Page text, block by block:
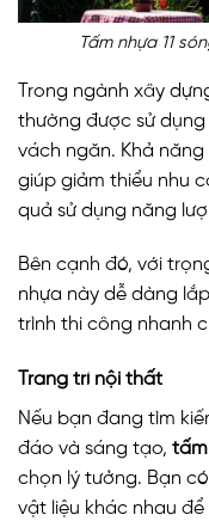
Tấm nhựa 11
Trong ngành xây
thường được sử
vách ngăn. Khả
giúp giảm thiểu nhu
quả sử dụng năng
Bên cạnh đó, với
nhựa này dễ dàng
trình thi công nhanh
Trang trí nội thất
Nếu bạn đang tìm
đáo và sáng tạo, tấm
chọn lý tưởng. Bạn
vật liệu khác nhau